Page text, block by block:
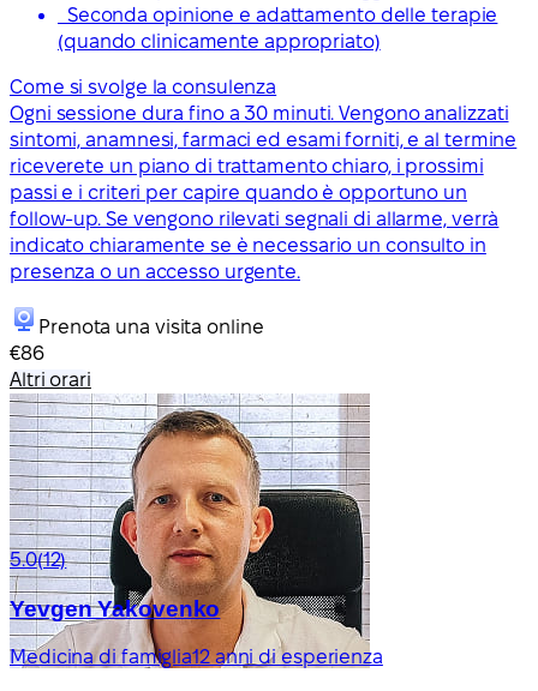
Seconda opinione e adattamento delle terapie
(quando clinicamente appropriato)
Come si svolge la consulenza
Ogni sessione dura fino a 30 minuti. Vengono analizzati
sintomi, anamnesi, farmaci ed esami forniti, e al termine
riceverete un piano di trattamento chiaro, i prossimi
passi e i criteri per capire quando è opportuno un
follow-up. Se vengono rilevati segnali di allarme, verrà
indicato chiaramente se è necessario un consulto in
presenza o un accesso urgente.
Prenota una visita online
€86
Altri orari
5.0(12)
Yevgen Yakovenko
Medicina di famiglia12 anni di esperienza